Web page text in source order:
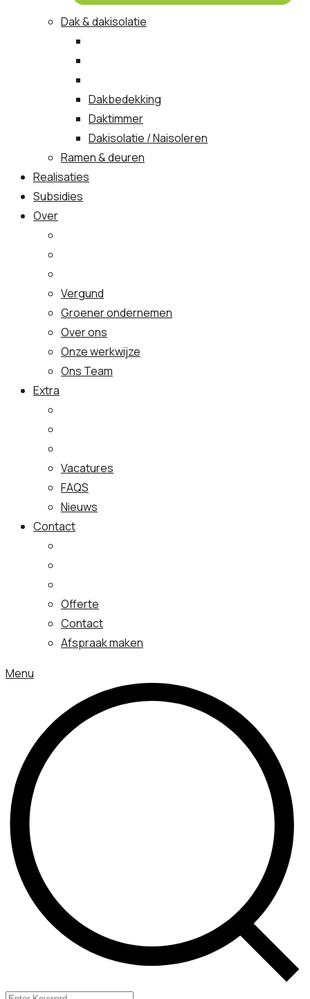
Dak & dakisolatie
Dakbedekking
Daktimmer
Dakisolatie / Naisoleren
Ramen & deuren
Realisaties
Subsidies
Over
Vergund
Groener ondernemen
Over ons
Onze werkwijze
Ons Team
Extra
Vacatures
FAQS
Nieuws
Contact
Offerte
Contact
Afspraak maken
Menu